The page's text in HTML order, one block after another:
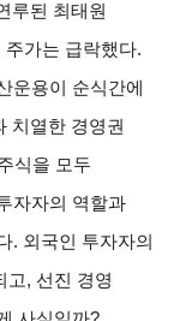
루된 최태원
가는 급락했다.
운용이 순식간에
치열한 경영권
식을 모두
자자의 역할과
. 외국인 투자자의
고, 선진 경영